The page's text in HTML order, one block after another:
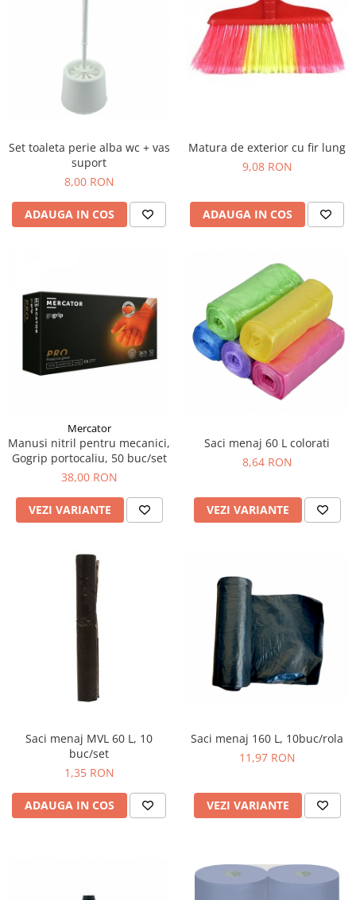
Set toaleta perie alba wc + vas
suport
8,00 RON
ADAUGA IN COS
Matura de exterior cu fir lung
9,08 RON
ADAUGA IN COS
Mercator
Manusi nitril pentru mecanici,
Gogrip portocaliu, 50 buc/set
38,00 RON
VEZI VARIANTE
Saci menaj 60 L colorati
8,64 RON
VEZI VARIANTE
Saci menaj MVL 60 L, 10
buc/set
1,35 RON
ADAUGA IN COS
Saci menaj 160 L, 10buc/rola
11,97 RON
VEZI VARIANTE